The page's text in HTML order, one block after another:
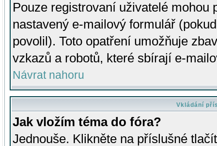
Pouze registrovaní uživatelé mohou
nastavený e-mailový formulář
povolil). Toto opatření umožňuje
vzkazů a robotů, které sbírají e-
Návrat nahoru
Vkládání
Jak vložím téma do fóra?
Jednouše. Klikněte na příslušné